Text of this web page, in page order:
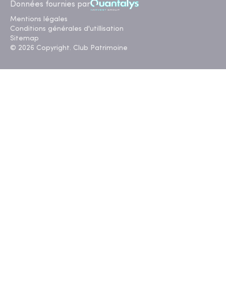
Données fournies par
Mentions légales
Conditions générales d'utillisation
Sitemap
© 2026 Copyright. Club Patrimoine